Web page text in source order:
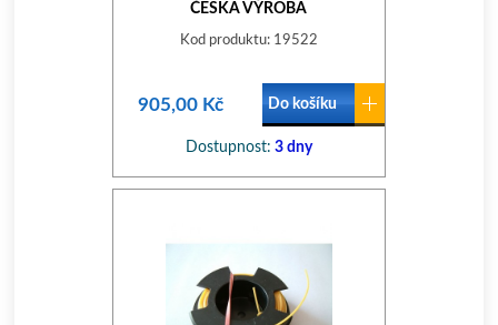
ČESKÁ VÝROBA
Kod produktu: 19522
905,00 Kč Do košíku
Dostupnost: 3 dny